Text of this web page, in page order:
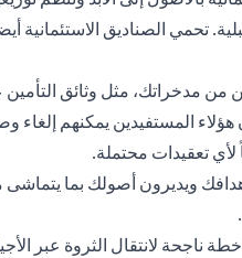
تحمي الصناديق الاستئمانية
مدخراتك، مثل وثائق التأمين
المستفيدين يمكنهم إلغاء
تعقيدات محتملة.
ويديرون أصولك بما
ناجحة لانتقال الثروة عبر